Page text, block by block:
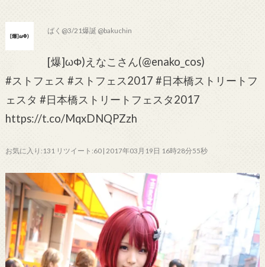
ばく@3/21爆誕 @bakuchin
[爆]ωΦ)えなこさん(@enako_cos)
#ストフェス #ストフェス2017 #日本橋ストリートフ
ェスタ #日本橋ストリートフェスタ2017
https://t.co/MqxDNQPZzh
お気に入り:131 リツイート:60 | 2017年03月19日 16時28分55秒